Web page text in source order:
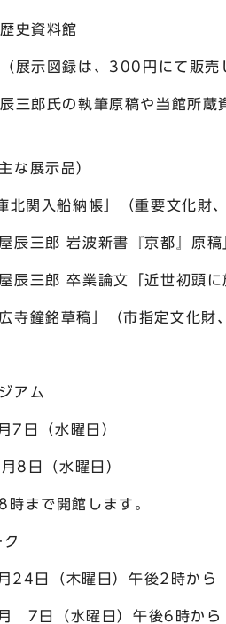
資料館
図録は、300円にて販売し
の執筆原稿や当館所蔵資
品）
納帳」（重要文化財、
岩波新書『京都』原稿
業論文「近世初頭に於け
稿」（市指定文化財、
アム
（水曜日）
（水曜日）
で開館します。
日（木曜日）午後2時から
日（水曜日）午後6時から